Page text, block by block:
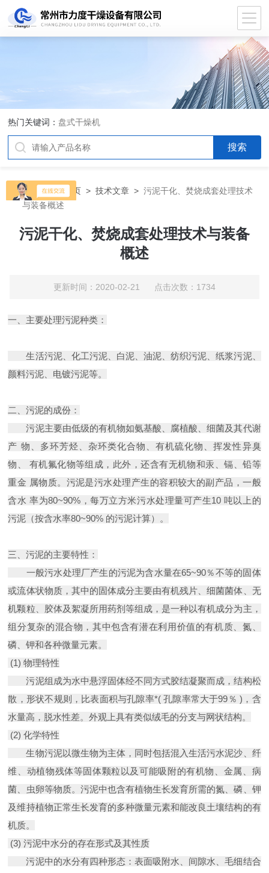
热门关键词： 盘式干燥机
当前位置：首页 >技术文章 >污泥干化、焚烧成套处理技术
与装备概述
污泥干化、焚烧成套处理技术与装备
概述
更新时间：2020-02-21 点击次数：1734
一、主要处理污泥种类：
生活污泥、化工污泥、白泥、油泥、纺织污泥、纸浆污泥、
颜料污泥、电镀污泥等。
二、污泥的成份：
污泥主要由低级的有机物如氨基酸、腐植酸、细菌及其代谢
产 物、多环芳烃、杂环类化合物、有机硫化物、挥发性异臭
物、 有机氟化物等组成，此外，还含有无机物和汞、镉、铅等
重金 属物质。污泥是污水处理产生的容积较大的副产品，一般
含水 率为80~90%，每万立方米污水处理量可产生10 吨以上的
污泥（按含水率80~90% 的污泥计算）。
三、污泥的主要特性：
一般污水处理厂产生的污泥为含水量在65~90％不等的固体
或流体状物质，其中的固体成分主要由有机残片、细菌菌体、无
机颗粒、胶体及絮凝所用药剂等组成，是一种以有机成分为主，
组分复杂的混合物，其中包含有潜在利用价值的有机质、氮、
磷、钾和各种微量元素。
(1) 物理特性
污泥组成为水中悬浮固体经不同方式胶结凝聚而成，结构松
散，形状不规则，比表面积与孔隙率*( 孔隙率常大于99％ )，含
水量高，脱水性差。外观上具有类似绒毛的分支与网状结构。
(2) 化学特性
生物污泥以微生物为主体，同时包括混入生活污水泥沙、纤
维、动植物残体等固体颗粒以及可能吸附的有机物、金属、病
菌、虫卵等物质。污泥中也含有植物生长发育所需的氮、磷、钾
及维持植物正常生长发育的多种微量元素和能改良土壤结构的有
机质。
(3) 污泥中水分的存在形式及其性质
污泥中的水分有四种形态：表面吸附水、间隙水、毛细结合